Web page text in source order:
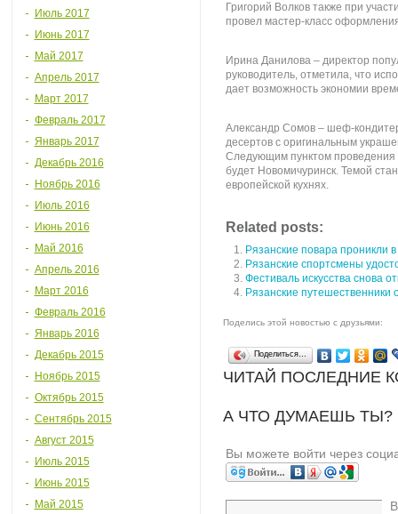
Июль 2017
Июнь 2017
Май 2017
Апрель 2017
Март 2017
Февраль 2017
Январь 2017
Декабрь 2016
Ноябрь 2016
Июль 2016
Июнь 2016
Май 2016
Апрель 2016
Март 2016
Февраль 2016
Январь 2016
Декабрь 2015
Ноябрь 2015
Октябрь 2015
Сентябрь 2015
Август 2015
Июль 2015
Июнь 2015
Май 2015
Григорий Волков также при
провел мастер-класс
Ирина Данилова – директор
руководитель, отметила, что
дает возможность экономии
Александр Сомов – шеф-
десертов с оригинальным
Следующим пунктом проведения
будет Новомичуринск. Темой
европейской кухнях.
Related posts:
Рязанские повара проникли
Рязанские спортсмены
Фестиваль искусства снова
Рязанские путешественники
Поделись этой новостью с друзьями:
Поделиться…
ЧИТАЙ ПОСЛЕДНИЕ
А ЧТО ДУМАЕШЬ
Вы можете войти через